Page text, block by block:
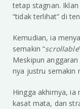
tetap stagnan.
“tidak terlihat” di
Kemudian, ia
semakin “scrollable
Meskipun
nya justru semakin
Hingga akhirnya, ia
kasat mata, dan